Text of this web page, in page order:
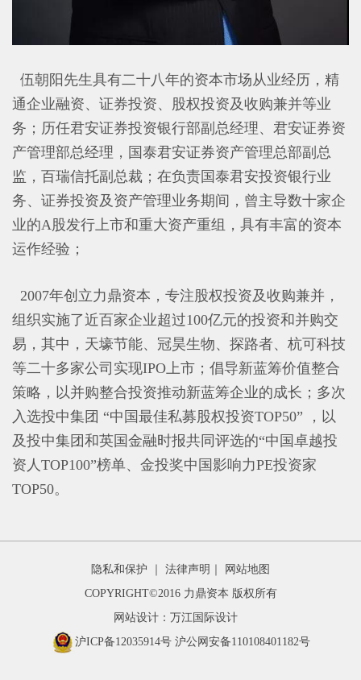
伍朝阳先生具有二十八年的资本市场从业经历，精
通企业融资、证券投资、股权投资及收购兼并等业
务；历任君安证券投资银行部副总经理、君安证券资
产管理部总经理，国泰君安证券资产管理总部副总
监，百瑞信托副总裁；在负责国泰君安投资银行业
务、证券投资及资产管理业务期间，曾主导数十家企
业的A股发行上市和重大资产重组，具有丰富的资本
运作经验；
2007年创立力鼎资本，专注股权投资及收购兼并，
组织实施了近百家企业超过100亿元的投资和并购交
易，其中，天壕节能、冠昊生物、探路者、杭可科技
等二十多家公司实现IPO上市；倡导新蓝筹价值整合
策略，以并购整合投资推动新蓝筹企业的成长；多次
入选投中集团 “中国最佳私募股权投资TOP50” ，以
及投中集团和英国金融时报共同评选的“中国卓越投
资人TOP100”榜单、金投奖中国影响力PE投资家
TOP50。
隐私和保护 法律声明
网站地图
COPYRIGHT©2016 力鼎资本 版权所有
网站设计：万江国际设计
沪ICP备12035914号 沪公网安备110108401182号